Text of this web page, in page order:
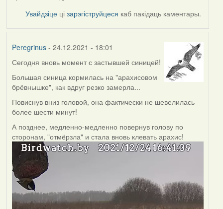
Увайдзіце цізарэгіструйцеся каб пакідаць каментары.
Peregrinus- 24.12.2021 - 18:01
Сегодня вновь момент с застывшей синицей!
Большая синица кормилась на "арахисовом
брёвнышке", как вдруг резко замерла...
Повиснув вниз головой, она фактически не шевелилась
более шести минут!
А позднее, медленно-медленно повернув голову по
сторонам, "отмёрзла" и стала вновь клевать арахис!